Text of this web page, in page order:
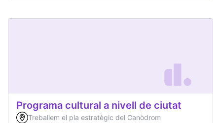
Programa cultural a nivell de ciutat
Treballem el pla estratègic del Canòdrom